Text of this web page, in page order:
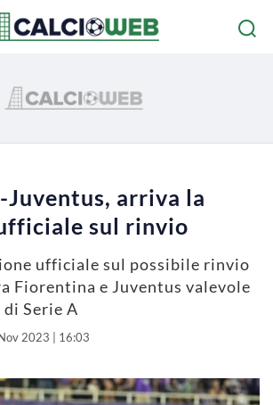
arriva la
sul rinvio
ufficiale sul possibile rinvio
Fiorentina e Juventus valevole
Serie A
2023 | 16:03